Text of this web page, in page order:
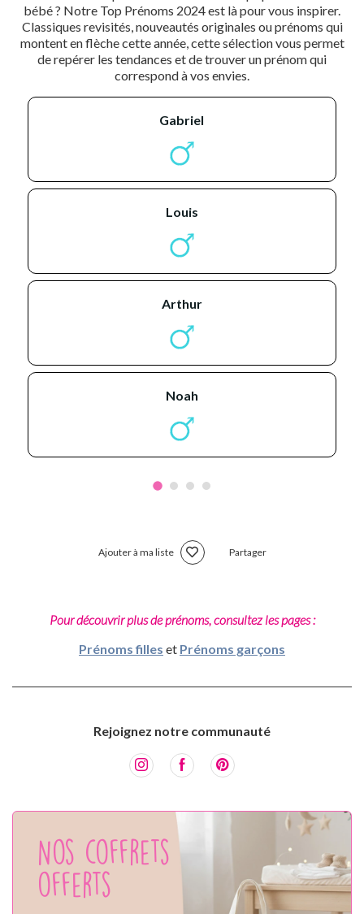
bébé ? Notre Top Prénoms 2024 est là pour vous inspirer.
Classiques revisités, nouveautés originales ou prénoms qui
montent en flèche cette année, cette sélection vous permet
de repérer les tendances et de trouver un prénom qui
correspond à vos envies.
gabriel
louis
arthur
noah
Ajouter à ma liste Partager
Pour découvrir plus de prénoms, consultez les pages :
Prénoms filles et Prénoms garçons
Rejoignez notre communauté
Nos coffrets
offerts